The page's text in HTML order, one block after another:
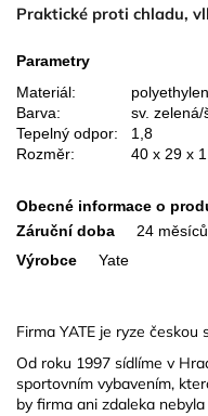
Praktické proti chladu,
Parametry
Materiál:
polyethylen
Barva:
sv. zelená/
Tepelný odpor: 1,8
Rozměr:
40 x 29 x
Obecné informace o
Záruční doba
24 měsíců
Výrobce
Yate
Firma YATE je ryze
Od roku 1997 sídlíme v
sportovním vybavením,
by firma ani zdaleka